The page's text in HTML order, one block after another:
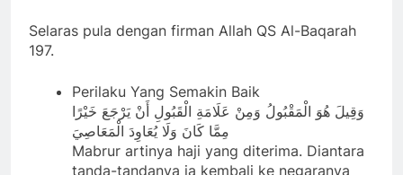
Selaras pula dengan firman Allah QS Al-Baqarah
197.
Perilaku Yang Semakin Baik
وَقِيلَ هُوَ الْمَقْبُولُ وَمِنْ عَلَامَةِ الْقَبُولِ أَنْ يَرْجَعَ خَيْرًا
مِمَّا كَانَ وَلَا يُعَاوِدَ الْمَعَاصِيَ
Mabrur artinya haji yang diterima. Diantara
tanda-tandanya ia kembali ke negaranya